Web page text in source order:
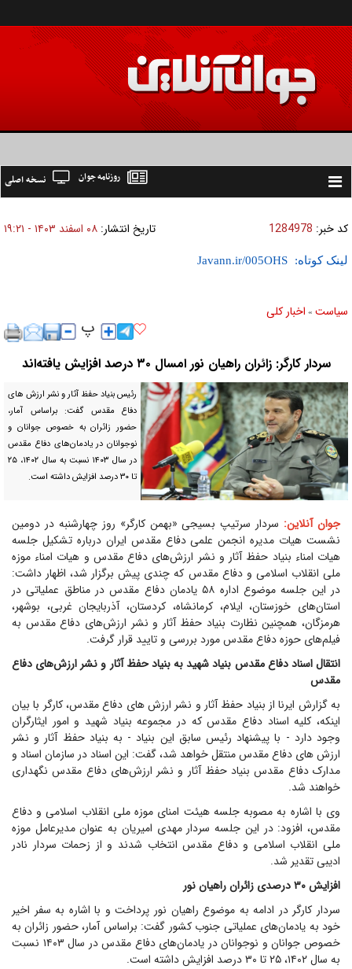
Toggle
نسخه اصلی روزنامه جوان
کد خبر: 1284978 تاریخ انتشار: ۰۸ اسفند ۱۴۰۳ - ۱۹:۲۱
لینک کوتاه:
سیاست » اخبار کلی
سردار کارگر: زائران راهیان نور امسال ۳۰ درصد افزایش یافته‌اند
رئیس بنیاد حفظ آثار و نشر ارزش های
دفاع مقدس گفت: براساس آمار،
حضور زائران به خصوص جوانان و
نوجوانان در یادمان‌های دفاع مقدس
در سال ۱۴۰۳ نسبت به سال ۱۴۰۲، ۲۵
تا ۳۰ درصد افزایش داشته است.
جوان آنلاین: سردار سرتیپ بسیجی «بهمن کارگر» روز چهارشنبه در دومین
نشست هیات مدیره انجمن علمی دفاع مقدس ایران درباره تشکیل جلسه
هیات امناء بنیاد حفظ آثار و نشر ارزش‌های دفاع مقدس و هیات امناء موزه
ملی انقلاب اسلامی و دفاع مقدس که چندی پیش برگزار شد، اظهار داشت:
در این جلسه موضوع اداره ۵۸ یادمان دفاع مقدس در مناطق عملیاتی در
استان‌های خوزستان، ایلام، کرمانشاه، کردستان، آذربایجان غربی، بوشهر،
هرمزگان، همچنین نظارت بنیاد حفظ آثار و نشر ارزش‌های دفاع مقدس به
فیلم‌های حوزه دفاع مقدس مورد بررسی و تایید قرار گرفت.
انتقال اسناد دفاع مقدس بنیاد شهید به بنیاد حفظ آثار و نشر ارزش‌های دفاع
مقدس
به گزارش ایرنا از بنیاد حفظ آثار و نشر ارزش های دفاع مقدس، کارگر با بیان
اینکه، کلیه اسناد دفاع مقدس که در مجموعه بنیاد شهید و امور ایثارگران
وجود دارد - با پیشنهاد رئیس سابق این بنیاد - به بنیاد حفظ آثار و نشر
ارزش های دفاع مقدس منتقل خواهد شد، گفت: این اسناد در سازمان اسناد و
مدارک دفاع مقدس بنیاد حفظ آثار و نشر ارزش‌های دفاع مقدس نگهداری
خواهند شد.
وی با اشاره به مصوبه جلسه هیئت امنای موزه ملی انقلاب اسلامی و دفاع
مقدس، افزود: در این جلسه سردار مهدی امیریان به عنوان مدیرعامل موزه
ملی انقلاب اسلامی و دفاع مقدس انتخاب شدند و از زحمات سردار نادر
ادیبی تقدیر شد.
افزایش ۳۰ درصدی زائران راهیان نور
سردار کارگر در ادامه به موضوع راهیان نور پرداخت و با اشاره به سفر اخیر
خود به یادمان‌های عملیاتی جنوب کشور گفت: براساس آمار، حضور زائران به
خصوص جوانان و نوجوانان در یادمان‌های دفاع مقدس در سال ۱۴۰۳ نسبت
به سال ۱۴۰۲، ۲۵ تا ۳۰ درصد افزایش داشته است.